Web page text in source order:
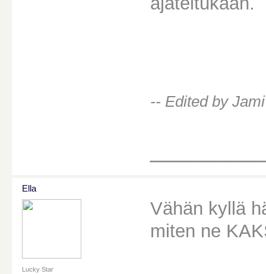
-- Edited by
Ella
Lucky Star
Vähän kyllä
miten ne